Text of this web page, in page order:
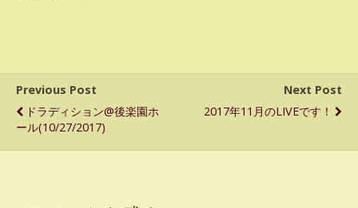
Previous Post
ドラディション@後楽園ホ
ール(10/27/2017)
Next Post
2017年11月のLIVEです！